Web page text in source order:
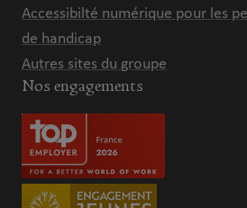
Accessibilté numérique pour les
de handicap
Autres sites du groupe
Nos engagements